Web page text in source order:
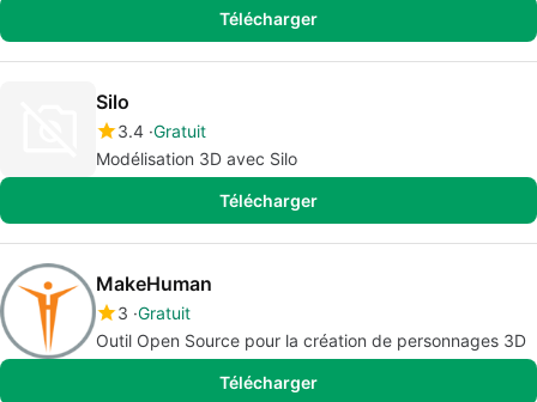
Télécharger
Silo
3.4 Gratuit
Modélisation 3D avec Silo
Télécharger
MakeHuman
3 Gratuit
Outil Open Source pour la création de personnages 3D
Télécharger